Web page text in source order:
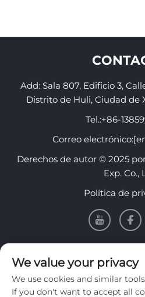
Add: Sala 807, Edificio 3,
Distrito de Huli, Ciudad de
Tel.:+86-
Correo electrónico:
Derechos de autor © 2025
Exp. Co.,
Política de
Regístrese para recibir
We value your privacy
We use cookies and similar
If you don't want to accept all